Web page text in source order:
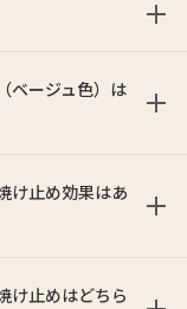
ベージュ色）は
け止め効果はあ
け止めはどちら